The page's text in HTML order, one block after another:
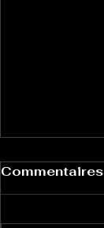
Commentaires